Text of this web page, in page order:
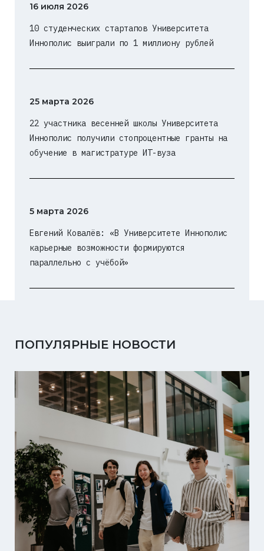
16 июля 2026
10 студенческих стартапов Университета
Иннополис выиграли по 1 миллиону рублей
25 марта 2026
22 участника весенней школы Университета
Иннополис получили стопроцентные гранты на
обучение в магистратуре ИТ-вуза
5 марта 2026
Евгений Ковалёв: «В Университете Иннополис
карьерные возможности формируются
параллельно с учёбой»
ПОПУЛЯРНЫЕ НОВОСТИ